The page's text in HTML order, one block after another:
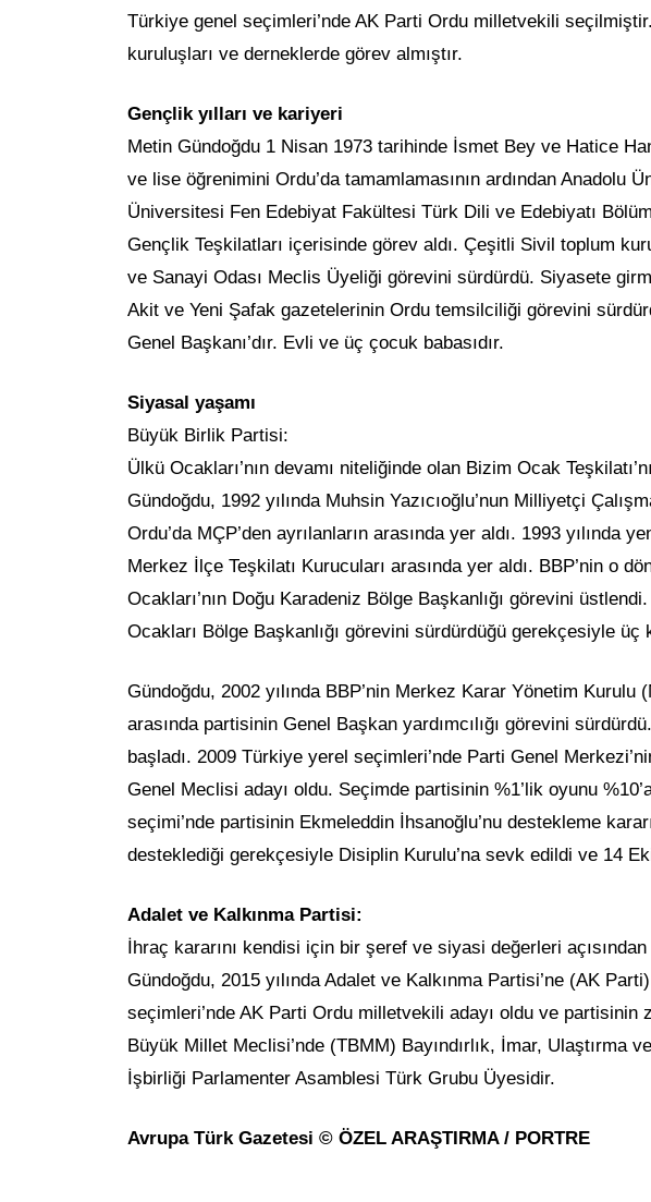
Türkiye genel seçimleri’nde AK Parti Ordu milletvekili
kuruluşları ve derneklerde görev almıştır.
Gençlik yılları ve kariyeri
Metin Gündoğdu 1 Nisan 1973 tarihinde İsmet Bey ve Hatice
ve lise öğrenimini Ordu’da tamamlamasının ardından Anadolu
Üniversitesi Fen Edebiyat Fakültesi Türk Dili ve Edebiyatı
Gençlik Teşkilatları içerisinde görev aldı. Çeşitli Sivil toplum
ve Sanayi Odası Meclis Üyeliği görevini sürdürdü. Siyasete
Akit ve Yeni Şafak gazetelerinin Ordu temsilciliği görevini
Genel Başkanı’dır. Evli ve üç çocuk babasıdır.
Siyasal yaşamı
Büyük Birlik Partisi:
Ülkü Ocakları’nın devamı niteliğinde olan Bizim Ocak
Gündoğdu, 1992 yılında Muhsin Yazıcıoğlu’nun Milliyetçi
Ordu’da MÇP’den ayrılanların arasında yer aldı. 1993 yılında
Merkez İlçe Teşkilatı Kurucuları arasında yer aldı. BBP’nin o
Ocakları’nın Doğu Karadeniz Bölge Başkanlığı görevini
Ocakları Bölge Başkanlığı görevini sürdürdüğü gerekçesiyle
Gündoğdu, 2002 yılında BBP’nin Merkez Karar Yönetim
arasında partisinin Genel Başkan yardımcılığı görevini
başladı. 2009 Türkiye yerel seçimleri’nde Parti Genel
Genel Meclisi adayı oldu. Seçimde partisinin %1’lik oyunu
seçimi’nde partisinin Ekmeleddin İhsanoğlu’nu destekleme
desteklediği gerekçesiyle Disiplin Kurulu’na sevk edildi ve 14
Adalet ve Kalkınma Partisi:
İhraç kararını kendisi için bir şeref ve siyasi değerleri
Gündoğdu, 2015 yılında Adalet ve Kalkınma Partisi’ne (AK
seçimleri’nde AK Parti Ordu milletvekili adayı oldu ve
Büyük Millet Meclisi’nde (TBMM) Bayındırlık, İmar, Ulaştırma
İşbirliği Parlamenter Asamblesi Türk Grubu Üyesidir.
Avrupa Türk Gazetesi © ÖZEL ARAŞTIRMA / PORTRE